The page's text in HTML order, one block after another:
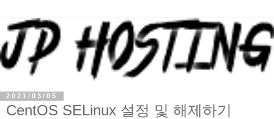
2021/03/05
CentOS SELinux 설정 및 해제하기